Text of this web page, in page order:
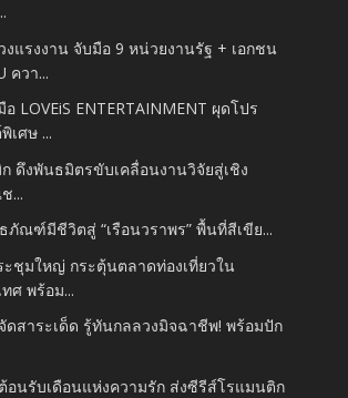
งแรงงาน จับมือ 9 หน่วยงานรัฐ + เอกชน
ควา...
อ LOVEiS ENTERTAINMENT ผุดโปร
เศษ ...
ดึงพันธมิตรขับเคลื่อนงานวิจัยสู่เชิง
...
ภัณฑ์มีชีวิตสู่ “เรือนวราพร” พื้นที่สีเขีย...
ะชุมใหญ่ กระตุ้นตลาดท่องเที่ยวใน
ทศ พร้อม...
ดสาระเด็ด รู้ทันกลลวงมิจฉาชีพ! พร้อมปัก
อนรับเดือนแห่งความรัก ส่งซีรีส์โรแมนติก